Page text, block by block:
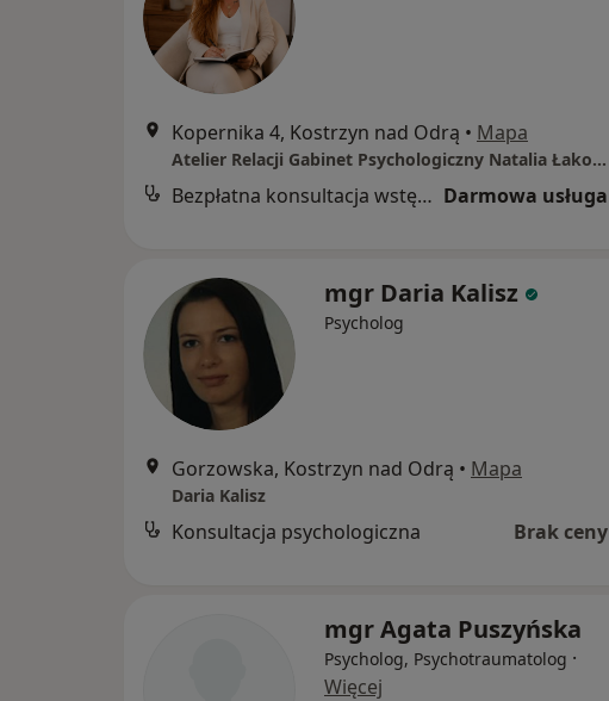
Kopernika 4, Kostrzyn nad Odrą • Mapa
Atelier Relacji Gabinet Psychologiczny Natalia Łakomy
Bezpłatna konsultacja wstępna - telefoniczna Darmowa usługa
mgr Daria Kalisz
Psycholog
Gorzowska, Kostrzyn nad Odrą • Mapa
Daria Kalisz
Konsultacja psychologiczna Brak ceny
mgr Agata Puszyńska
Psycholog, Psychotraumatolog ·
Więcej